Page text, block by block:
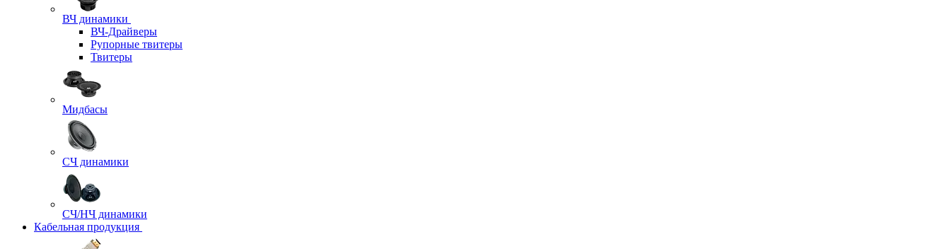
ВЧ динамики
ВЧ-Драйверы
Рупорные твитеры
Твитеры
Мидбасы
СЧ динамики
СЧ/НЧ динамики
Кабельная продукция